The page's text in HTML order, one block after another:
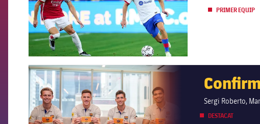
PRIMER EQUIP
FCB Barcelona badge
Sergi Roberto,
DESTACAT